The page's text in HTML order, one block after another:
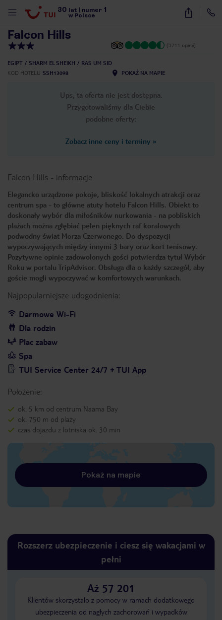
30 lat numer 1
w Polsce
39
Falcon Hills
(3711 opinii)
EGIPT SHARM EL SHEIKH
RAS UM SID
KOD HOTELU SSH13098 POKAŻ NA MAPIE
Ups, ta oferta nie jest dostępna.
Przygotowaliśmy dla Ciebie
podobne oferty:
Zobacz inne ceny i terminy »
Falcon Hills - informacje
Elegancko urządzone pokoje, bliskość lokalnych atrakcji oraz
centrum spa - to główne atuty hotelu Falcon Hills. Obiekt to
doskonały wybór dla miłośników nurkowania - na pobliskich
plażach można zgłębiać pełen pięknych raf koralowych
podwodny świat Morza Czerwonego. Do dyspozycji
wypoczywających między innymi 3 bary oraz kort tenisowy.
Pozytywne opinie zadowolonych gości potwierdza tytuł Wybór
Roku w portalu TripAdvisor. Obsługa dla o każdy szczegół, aby
goście mogli wypoczywać w komfortowych warunkach.
Najpopularniejsze udogodnienia:
Darmowe Wi-Fi
Dla rodzin
Plac zabaw
Spa
TUI Service Center 24/7 + TUI App
Położenie:
ok. 5 km od centrum Naama Bay
ok. 750 m od plaży
czas dojazdu z lotniska ok. 30 min
Pokaż na mapie
Rozszerz ubezpieczenie i ciesz się wakacjami w
pełni
Aż 57 201
Klientów skorzystało z pomocy w ramach dodatkowego
ubezpieczenia od nagłych zachorowań i wypadków